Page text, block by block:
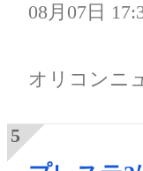
08月07日
オリコンニ